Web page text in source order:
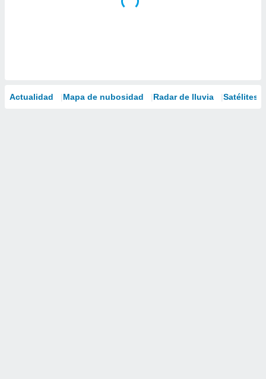
Actualidad Mapa de nubosidad Radar de lluvia Satélites